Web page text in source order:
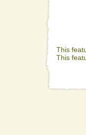
This
This